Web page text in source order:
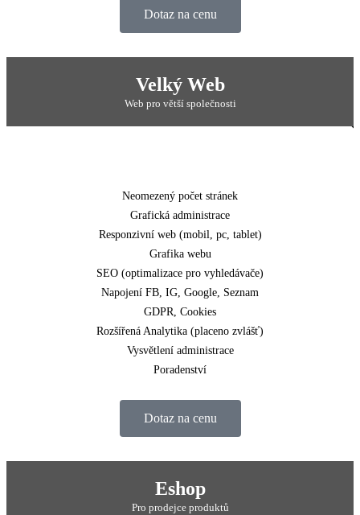
Dotaz na cenu
Velký Web
Web pro větší společnosti
Neomezený počet stránek
Grafická administrace
Responzivní web (mobil, pc, tablet)
Grafika webu
SEO (optimalizace pro vyhledávače)
Napojení FB, IG, Google, Seznam
GDPR, Cookies
Rozšířená Analytika (placeno zvlášť)
Vysvětlení administrace
Poradenství
Dotaz na cenu
Eshop
Pro prodejce produktů